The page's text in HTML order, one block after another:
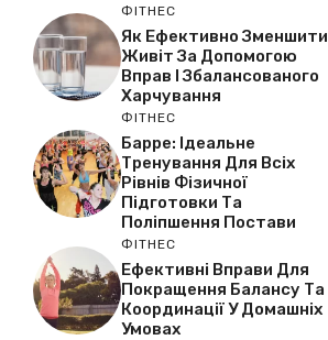
ФІТНЕС
Як Ефективно Зменшити
Живіт За Допомогою
Вправ І Збалансованого
Харчування
ФІТНЕС
Барре: Ідеальне
Тренування Для Всіх
Рівнів Фізичної
Підготовки Та
Поліпшення Постави
ФІТНЕС
Ефективні Вправи Для
Покращення Балансу Та
Координації У Домашніх
Умовах